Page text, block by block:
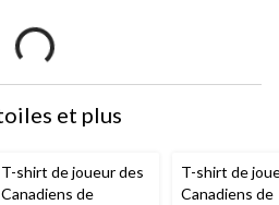
et plus
T-shirt de joueur des
Canadiens de
T-shirt de
Canadiens de